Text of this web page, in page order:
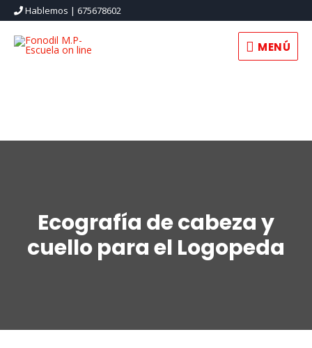
Hablemos | 675678602
MENÚ
MENÚ
Ecografía de cabeza y
cuello para el Logopeda